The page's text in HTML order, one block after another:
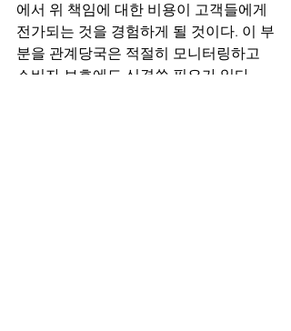
에서 위 책임에 대한 비용이 고객들에게
전가되는 것을 경험하게 될 것이다. 이 부
분을 관계당국은 적절히 모니터링하고
소비자 보호에도 신경쓸 필요가 있다.